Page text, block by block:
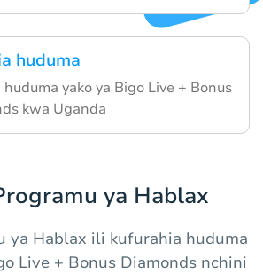
huduma
huduma yako ya Bigo Live + Bonus
kwa Uganda
ya Hablax
ya Hablax ili kufurahia huduma
Live + Bonus Diamonds nchini